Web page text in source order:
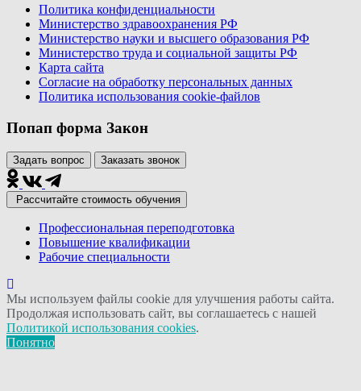
Политика конфиденциальности
Министерство здравоохранения РФ
Министерство науки и высшего образования РФ
Министерство труда и социальной защиты РФ
Карта сайта
Согласие на обработку персональных данных
Политика использования сookie-файлов
Попап форма Закон
Задать вопрос Заказать звонок
Рассчитайте стоимость обучения
Профессиональная переподготовка
Повышение квалификации
Рабочие специальности
Мы используем файлы cookie для улучшения работы сайта.
Продолжая использовать сайт, вы соглашаетесь с нашей
Политикой использования cookies.
Понятно